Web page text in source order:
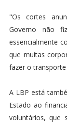
"Os cortes
Governo não
essencialmente
que muitas
fazer o
A LBP está
Estado ao
voluntários, que